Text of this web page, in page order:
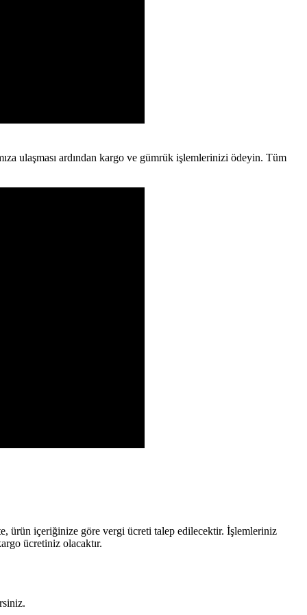
ulaşması ardından kargo ve gümrük işlemlerinizi ödeyin. Tüm
ürün içeriğinize göre vergi ücreti talep edilecektir. İşlemleriniz
ücretiniz olacaktır.